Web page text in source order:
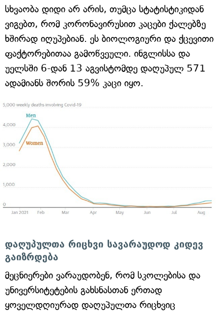
სხვაობა დიდი არ არის, თუმცა სტატისტიკიდან
ვიგებთ, რომ კორონავირუსით კაცები ქალებზე
ხშირად იღუპებიან. ეს ბიოლოგიური და ქცევითი
ფაქტორებითაა გამოწვეული. ინგლისსა და
უელსში 6-დან 13 აგვისტომდე დაღუპულ 571
ადამიანს შორის 59% კაცი იყო.
დაღუპულთა რიცხვი სავარაუდოდ კიდევ
გაიზრდება
მეცნიერები ვარაუდობენ, რომ სკოლებისა და
უნივერსიტეტების გახსნასთან ერთად
ყოველდღიურად დაღუპულთა რიცხვიც